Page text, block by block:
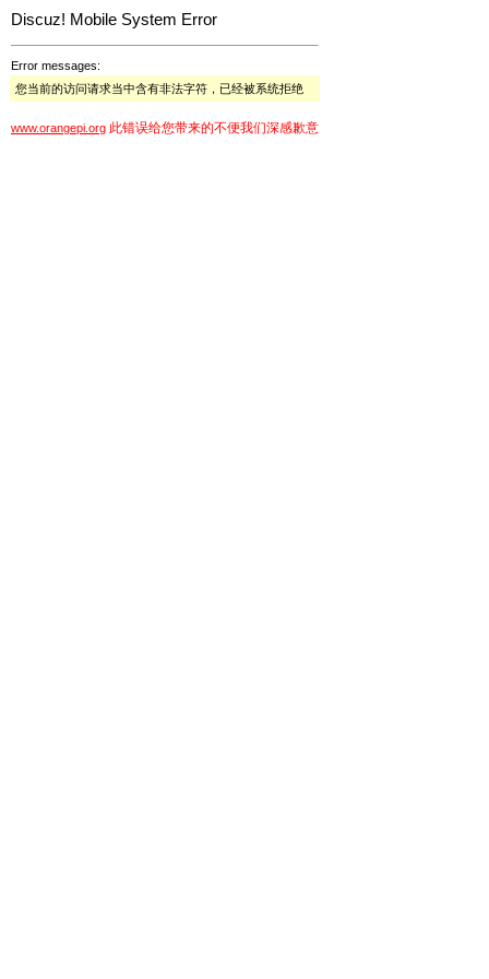
Discuz! Mobile System Error
Error messages:
您当前的访问请求当中含有非法字符，已经被系统拒绝
www.orangepi.org 此错误给您带来的不便我们深感歉意